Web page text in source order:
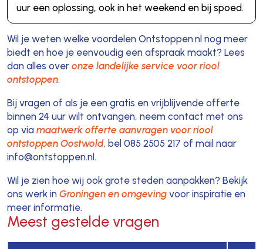
uur een oplossing, ook in het weekend en bij spoed.
Wil je weten welke voordelen Ontstoppen.nl nog meer
biedt en hoe je eenvoudig een afspraak maakt? Lees
dan alles over onze landelijke service voor riool
ontstoppen.
Bij vragen of als je een gratis en vrijblijvende offerte
binnen 24 uur wilt ontvangen, neem contact met ons
op via maatwerk offerte aanvragen voor riool
ontstoppen Oostwold, bel 085 2505 217 of mail naar
info@ontstoppen.nl.
Wil je zien hoe wij ook grote steden aanpakken? Bekijk
ons werk in Groningen en omgevingvoor inspiratie en
meer informatie.
Meest gestelde vragen